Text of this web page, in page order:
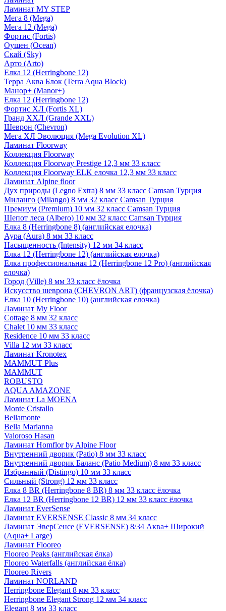
Ламинат MY STEP
Мега 8 (Mega)
Мега 12 (Mega)
Фортис (Fortis)
Оушен (Ocean)
Скай (Sky)
Арто (Arto)
Елка 12 (Herringbone 12)
Терра Аква Блок (Terra Aqua Block)
Манор+ (Manor+)
Елка 12 (Herringbone 12)
Фортис ХЛ (Fortis XL)
Гранд ХХЛ (Grande XXL)
Шеврон (Chevron)
Мега ХЛ Эволюция (Mega Evolution XL)
Ламинат Floorway
Коллекция Floorway
Коллекция Floorway Prestige 12,3 мм 33 класс
Коллекция Floorway ELK елочка 12,3 мм 33 класс
Ламинат Alpine floor
Дух природы (Legno Extra) 8 мм 33 класс Camsan Турция
Миланго (Milango) 8 мм 32 класс Camsan Турция
Премиум (Premium) 10 мм 32 класс Camsan Турция
Шепот леса (Albero) 10 мм 32 класс Camsan Турция
Елка 8 (Herringbone 8) (английская елочка)
Аура (Aura) 8 мм 33 класс
Насыщенность (Intensity) 12 мм 34 класс
Елка 12 (Herringbone 12) (английская елочка)
Елка профессиональная 12 (Herringbone 12 Pro) (английская
елочка)
Город (Ville) 8 мм 33 класс ёлочка
Искусство шеврона (CHEVRON ART) (французская ёлочка)
Елка 10 (Herringbone 10) (английская елочка)
Ламинат My Floor
Cottage 8 мм 32 класс
Chalet 10 мм 33 класс
Residence 10 мм 33 класс
Villa 12 мм 33 класс
Ламинат Kronotex
MAMMUT Plus
MAMMUT
ROBUSTO
AQUA AMAZONE
Ламинат La MOENA
Monte Cristallo
Bellamonte
Bella Marianna
Valoroso Hasan
Ламинат Homflor by Alpine Floor
Внутренний дворик (Patio) 8 мм 33 класс
Внутренний дворик Баланс (Patio Medium) 8 мм 33 класс
Избранный (Distingo) 10 мм 33 класс
Сильный (Strong) 12 мм 33 класс
Елка 8 BR (Herringbone 8 BR) 8 мм 33 класс ёлочка
Елка 12 BR (Herringbone 12 BR) 12 мм 33 класс ёлочка
Ламинат EverSense
Ламинат EVERSENSE Classic 8 мм 34 класс
Ламинат ЭверСенсе (EVERSENSE) 8/34 Аква+ Широкий
(Aqua+ Large)
Ламинат Flooreo
Flooreo Peaks (английская ёлка)
Flooreo Waterfalls (английская ёлка)
Flooreo Rivers
Ламинат NORLAND
Herringbone Elegant 8 мм 33 класс
Herringbone Elegant Strong 12 мм 34 класс
Elegant 8 мм 33 класс